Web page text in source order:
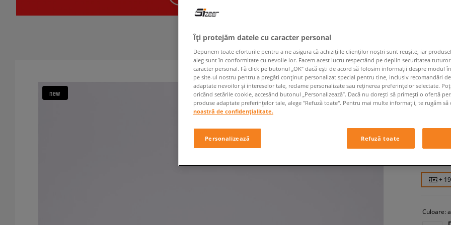
new
CROCS
femei,
189,99
229,99
+
Culoare:
Îți protejăm datele cu caracter personal
Depunem toate eforturile pentru a ne asigura că achizițiile clienților noștri sunt reușite, iar
aleg sunt în conformitate cu nevoile lor. Facem acest lucru respectând pe deplin securitatea
caracter personal. Fă click pe butonul „OK” dacă ești de acord să folosim informații despre modul
pe site-ul nostru pentru a pregăti conținut personalizat special pentru tine, inclusiv recomandări
adaptate nevoilor și intereselor tale, reclame personalizate sau reținerea preferințelor selectate.
oricând setările cookie, accesând butonul „Personalizează”. Dacă nu dorești să primești o ofertă
produse adaptate preferințelor tale, alege "Refuză toate". Pentru mai multe informații, te rugăm să
noastră de confidențialitate.
Personalizează Refuză toate